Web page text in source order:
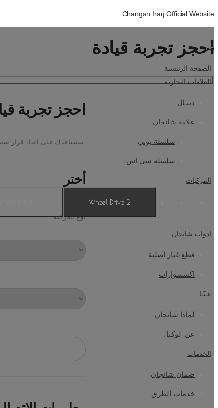
Changan Iraq Official Website
الصفحة الرئيسية
العلامات التجارية
ديبـال
علامة شانجان
سلسلة يوني
سلسلة سي اس
المركبات
2 Wheel Drive
ادوات شانجان
قطع غيار أصلية
اكسسوارات
عـنّـا
لماذا شانجان
عن الوكيل
الخدمات
ضمان شانجان
خدمات الطرق
احجز تجربة قيادة
احجز تجربة
سنساعدك على اتخاذ قرار صحيح.
أختر
نوع المركبة